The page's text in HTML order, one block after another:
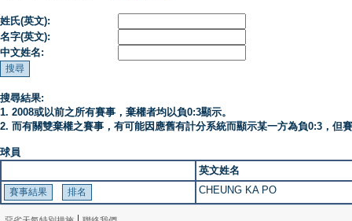
姓氏(英文):
名字(英文):
中文姓名:
搜尋結果:
1. 2008或以前之所有賽事，棄權者均以負0:3顯示。
2. 而有關雙棄權之賽事，有可能因應舊有計分系統而顯示某一方為負0:3，但
球員
英文姓名
CHEUNG KA PO